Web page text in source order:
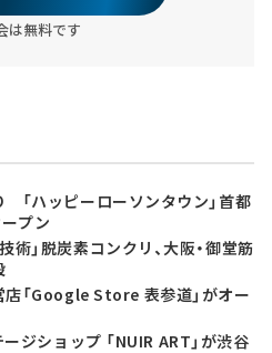
は無料です
「ハッピーローソンタウン」首都
プン
術」脱炭素コンクリ、大阪・御堂筋
「Google Store 表参道」がオー
ジショップ 「NUIR ART」が渋谷